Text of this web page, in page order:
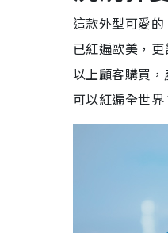
這款外型可愛的
已紅遍歐美，
以上顧客購買
可以紅遍全世